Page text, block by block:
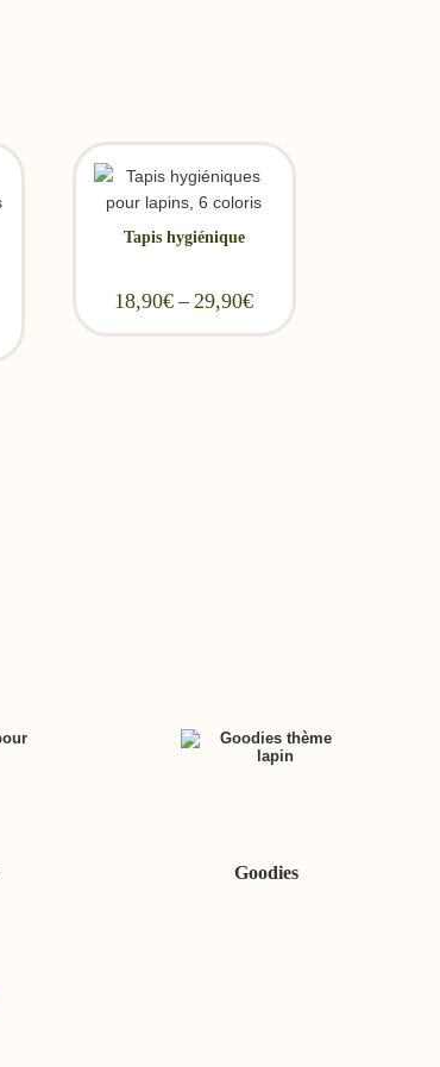
Tapis hygiénique
18,90€ – 29,90€
through 29,90€
Goodies